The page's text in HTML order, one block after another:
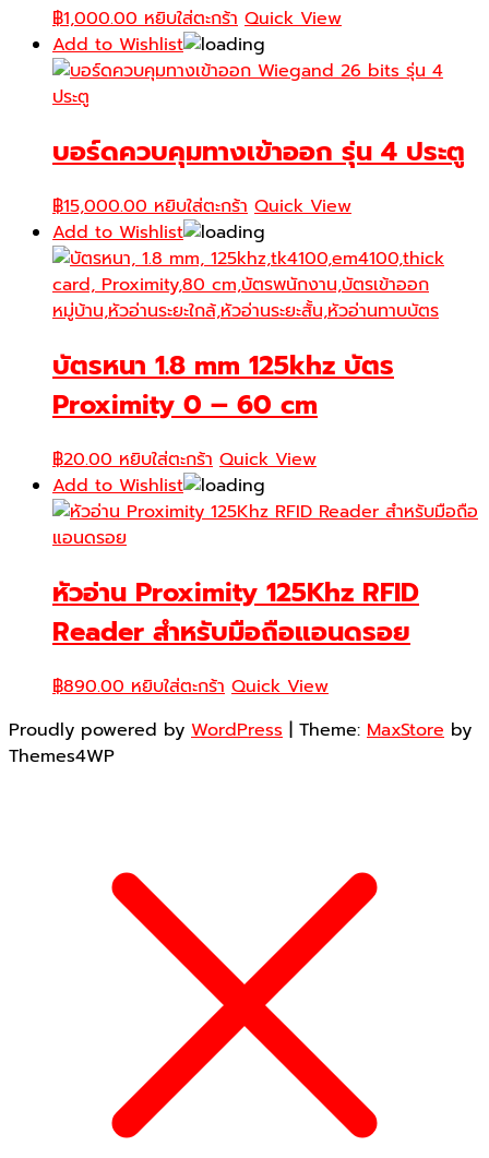
฿1,000.00 หยิบใส่ตะกร้า Quick View
Add to Wishlist
บอร์ดควบคุมทางเข้าออก รุ่น 4 ประตู
฿15,000.00 หยิบใส่ตะกร้า Quick View
Add to Wishlist
บัตรหนา 1.8 mm 125khz บัตร
Proximity 0 – 60 cm
฿20.00 หยิบใส่ตะกร้า Quick View
Add to Wishlist
หัวอ่าน Proximity 125Khz RFID
Reader สำหรับมือถือแอนดรอย
฿890.00 หยิบใส่ตะกร้า Quick View
Proudly powered by WordPress | Theme: MaxStore by
Themes4WP